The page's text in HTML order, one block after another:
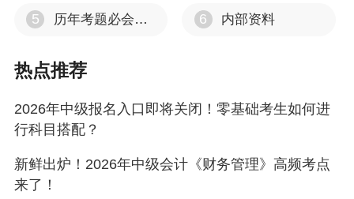
【精选考点】2026《中级会计实务》必会考点30
5 历年考题必会考点 6 内部资料
热点推荐
2026年中级报名入口即将关闭！零基础考生如何进
行科目搭配？
新鲜出炉！2026年中级会计《财务管理》高频考点
来了！